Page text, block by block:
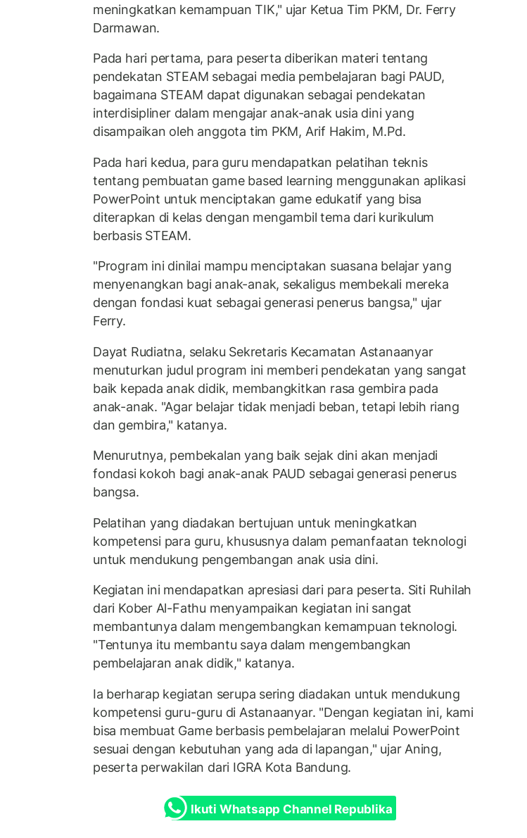
meningkatkan kemampuan TIK," ujar Ketua Tim PKM, Dr. Ferry
Darmawan.
Pada hari pertama, para peserta diberikan materi tentang
pendekatan STEAM sebagai media pembelajaran bagi PAUD,
bagaimana STEAM dapat digunakan sebagai pendekatan
interdisipliner dalam mengajar anak-anak usia dini yang
disampaikan oleh anggota tim PKM, Arif Hakim, M.Pd.
Pada hari kedua, para guru mendapatkan pelatihan teknis
tentang pembuatan game based learning menggunakan aplikasi
PowerPoint untuk menciptakan game edukatif yang bisa
diterapkan di kelas dengan mengambil tema dari kurikulum
berbasis STEAM.
"Program ini dinilai mampu menciptakan suasana belajar yang
menyenangkan bagi anak-anak, sekaligus membekali mereka
dengan fondasi kuat sebagai generasi penerus bangsa," ujar
Ferry.
Dayat Rudiatna, selaku Sekretaris Kecamatan Astanaanyar
menuturkan judul program ini memberi pendekatan yang sangat
baik kepada anak didik, membangkitkan rasa gembira pada
anak-anak. "Agar belajar tidak menjadi beban, tetapi lebih riang
dan gembira," katanya.
Menurutnya, pembekalan yang baik sejak dini akan menjadi
fondasi kokoh bagi anak-anak PAUD sebagai generasi penerus
bangsa.
Pelatihan yang diadakan bertujuan untuk meningkatkan
kompetensi para guru, khususnya dalam pemanfaatan teknologi
untuk mendukung pengembangan anak usia dini.
Kegiatan ini mendapatkan apresiasi dari para peserta. Siti Ruhilah
dari Kober Al-Fathu menyampaikan kegiatan ini sangat
membantunya dalam mengembangkan kemampuan teknologi.
"Tentunya itu membantu saya dalam mengembangkan
pembelajaran anak didik," katanya.
Ia berharap kegiatan serupa sering diadakan untuk mendukung
kompetensi guru-guru di Astanaanyar. "Dengan kegiatan ini, kami
bisa membuat Game berbasis pembelajaran melalui PowerPoint
sesuai dengan kebutuhan yang ada di lapangan," ujar Aning,
peserta perwakilan dari IGRA Kota Bandung.
Ikuti Whatsapp Channel Republika